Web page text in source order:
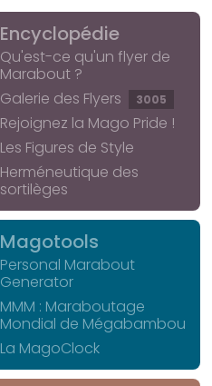
Encyclopédie
Qu'est-ce qu'un flyer de
Marabout ?
Galerie des Flyers
3005
Rejoignez la Mago Pride !
Les Figures de Style
Herméneutique des
sortilèges
Magotools
Personal Marabout
Generator
MMM : Maraboutage
Mondial de Mégabambou
La MagoClock